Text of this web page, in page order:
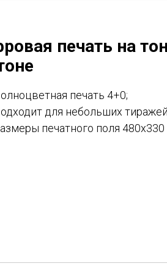
печать на
печать 4+0;
для небольших
печатного поля